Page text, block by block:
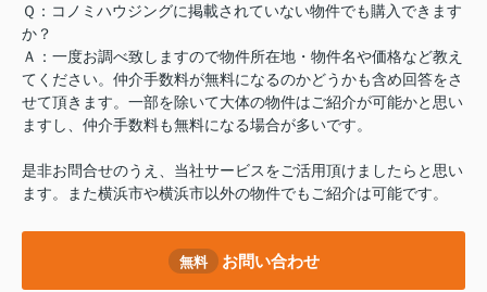
Ｑ：コノミハウジングに掲載されていない物件でも購入できます
か？
Ａ：一度お調べ致しますので物件所在地・物件名や価格など教え
てください。仲介手数料が無料になるのかどうかも含め回答をさ
せて頂きます。一部を除いて大体の物件はご紹介が可能かと思い
ますし、仲介手数料も無料になる場合が多いです。
是非お問合せのうえ、当社サービスをご活用頂けましたらと思い
ます。また横浜市や横浜市以外の物件でもご紹介は可能です。
無料 お問い合わせ